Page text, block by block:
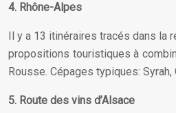
4. Rhône-Alpes
Il y a 13 itinéraires tracés dans la
propositions touristiques à
Rousse. Cépages typiques: Syrah,
5. Route des vins d’Alsace